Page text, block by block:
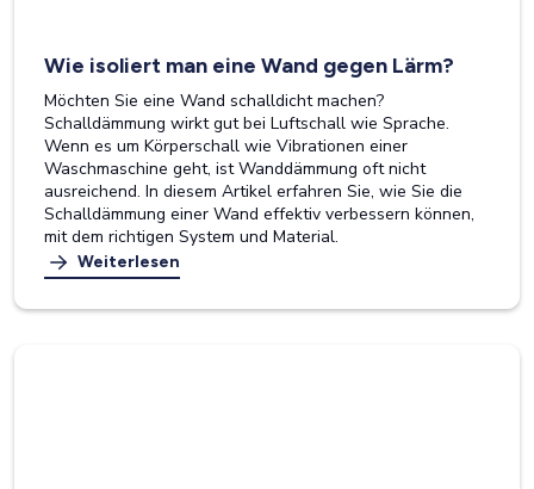
Wie isoliert man eine Wand gegen Lärm?
Möchten Sie eine Wand schalldicht machen?
Schalldämmung wirkt gut bei Luftschall wie Sprache.
Wenn es um Körperschall wie Vibrationen einer
Waschmaschine geht, ist Wanddämmung oft nicht
ausreichend. In diesem Artikel erfahren Sie, wie Sie die
Schalldämmung einer Wand effektiv verbessern können,
mit dem richtigen System und Material.
Weiterlesen